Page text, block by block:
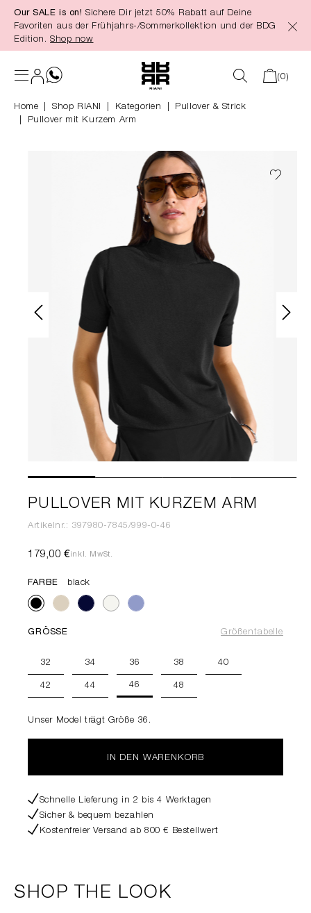
springen
Our SALE is on! Sichere Dir jetzt 50% Rabatt auf Deine
Favoriten aus der Frühjahrs-/Sommerkollektion und der BDG
Edition. Shop now
(0)
Home Shop RIANI Kategorien
Pullover & Strick
Pullover mit Kurzem Arm
PULLOVER MIT KURZEM ARM
Artikelnr.: 397980-7845/999-0-46
179,00 €inkl. MwSt.
FARBE black
GRÖSSE Größentabelle
32 34 36 38 40
42 44 46 48
Unser Model trägt Größe 36.
IN DEN WARENKORB
Schnelle Lieferung in 2 bis 4 Werktagen
Sicher & bequem bezahlen
Kostenfreier Versand ab 800 € Bestellwert
SHOP THE LOOK